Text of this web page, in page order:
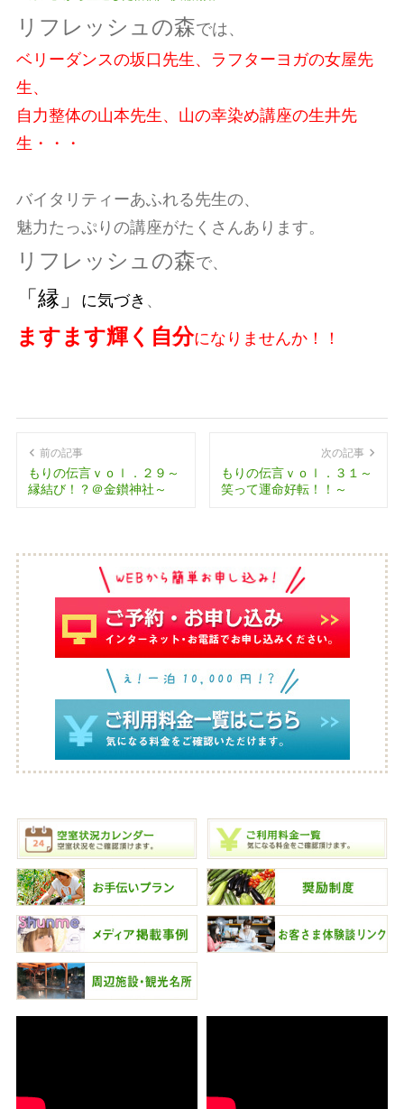
リフレッシュの森では、
ベリーダンスの坂口先生、 ラフターヨガの女屋先
生、
自力整体の山本先生、 山の幸染め講座の生井先
生 ・・・
バイタリティーあふれる先生の、
魅力たっぷりの講座がたくさんあります。
リフレッシュの森で、
「縁」 に気づき 、
ますます輝く自分になりませんか！！
前の記事
もりの伝言ｖｏｌ．２９～
縁結び！？＠金鑚神社～
次の記事
もりの伝言ｖｏｌ．３１～
笑って運命好転！！～